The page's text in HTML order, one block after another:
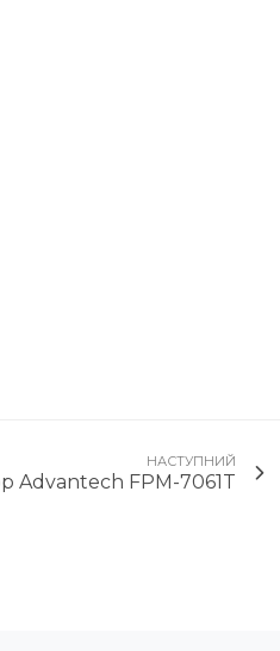
НАСТУПНИЙ
Advantech FPM-7061T